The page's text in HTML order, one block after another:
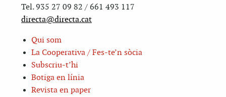
Tel. 935 27 09 82 / 661 493 117
directa@directa.cat
Qui som
La Cooperativa / Fes-te’n sòcia
Subscriu-t’hi
Botiga en línia
Revista en paper